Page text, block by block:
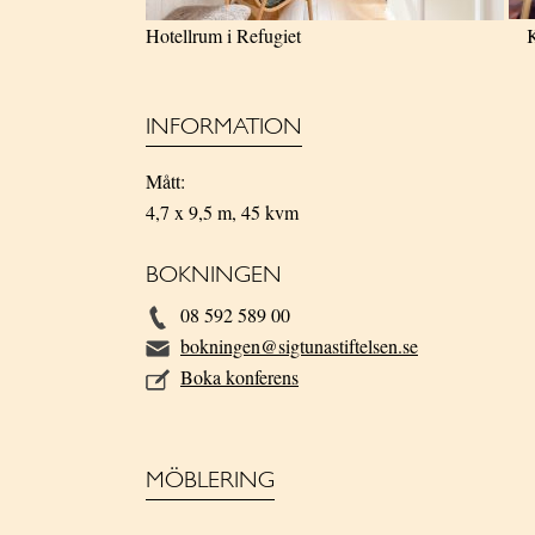
Hotellrum i Refugiet
INFORMATION
Mått:
4,7 x 9,5 m, 45 kvm
BOKNINGEN
08 592 589 00
bokningen@sigtunastiftelsen.se
Boka konferens
MÖBLERING